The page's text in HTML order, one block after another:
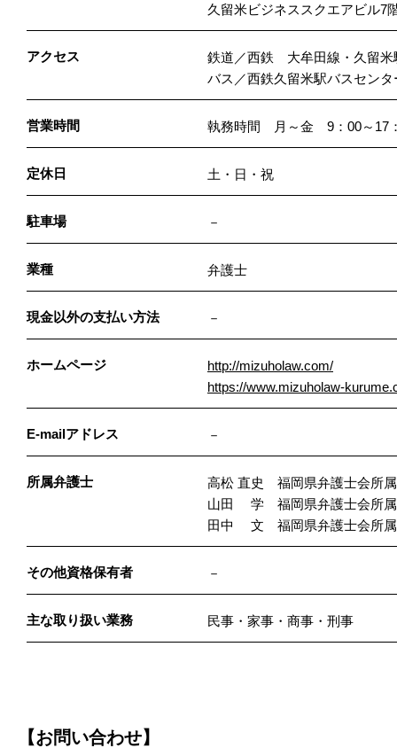
久留米ビジネススクエアビル7
アクセス
鉄道／西鉄 大牟田線・久留米
バス／西鉄久留米駅バスセン
営業時間 執務時間 月～金 9：00～17
定休日 土・日・祝
駐車場 －
業種 弁護士
現金以外の支払い方法 －
ホームページ
http://mizuholaw.com/
https://www.mizuholaw-
E-mailアドレス －
所属弁護士
高松 直史 福岡県弁護士会所
山田 学 福岡県弁護士会所
田中 文 福岡県弁護士会所
その他資格保有者 －
主な取り扱い業務 民事・家事・商事・刑事
【お問い合わせ】